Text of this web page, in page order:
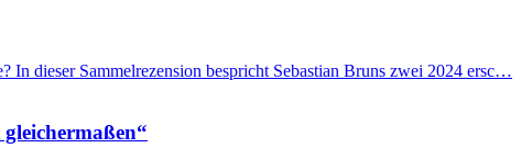
In dieser Sammelrezension bespricht Sebastian Bruns zwei 2024 ersc…